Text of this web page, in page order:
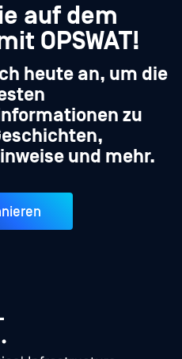
auf dem
OPSWAT!
heute an, um die
zu
und mehr.